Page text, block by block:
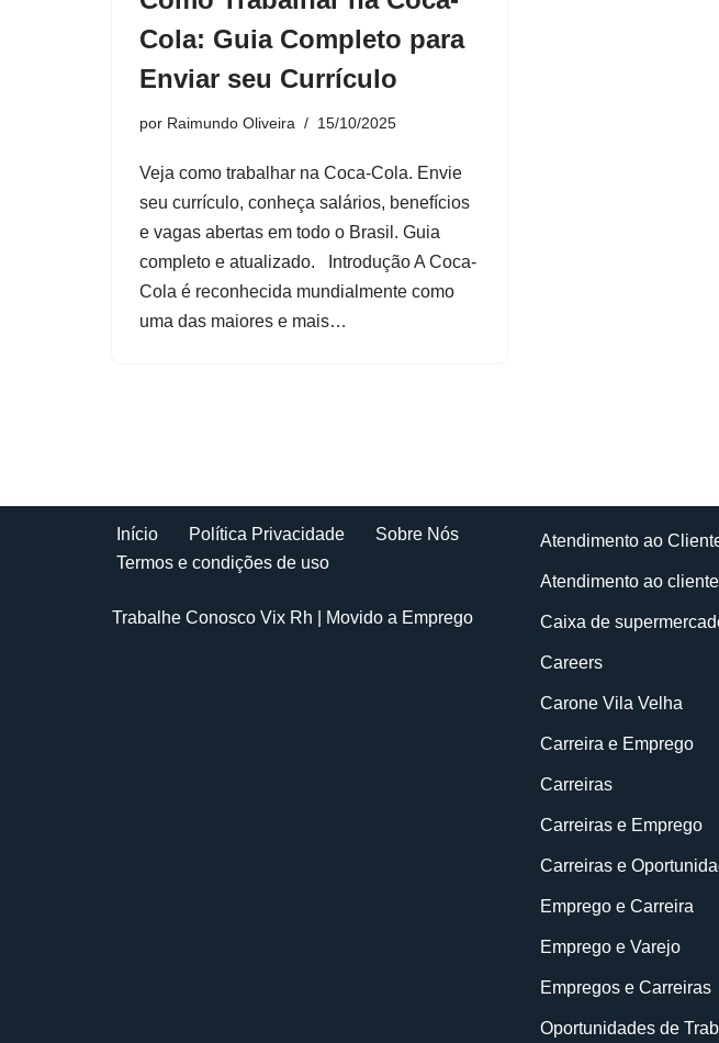
Cola: Guia Completo para
Enviar seu Currículo
por Raimundo Oliveira 15/10/2025
Veja como trabalhar na Coca-Cola. Envie
seu currículo, conheça salários, benefícios
e vagas abertas em todo o Brasil. Guia
completo e atualizado. Introdução A Coca-
Cola é reconhecida mundialmente como
uma das maiores e mais…
Início Política Privacidade
Sobre Nós
Termos e condições de uso
Trabalhe Conosco Vix Rh | Movido a Emprego
Atendimento ao
Atendimento ao
Caixa de
Careers
Carone Vila Velha
Carreira e Emprego
Carreiras
Carreiras e Emprego
Carreiras e
Emprego e Carreira
Emprego e Varejo
Empregos e Carreiras
Oportunidades de